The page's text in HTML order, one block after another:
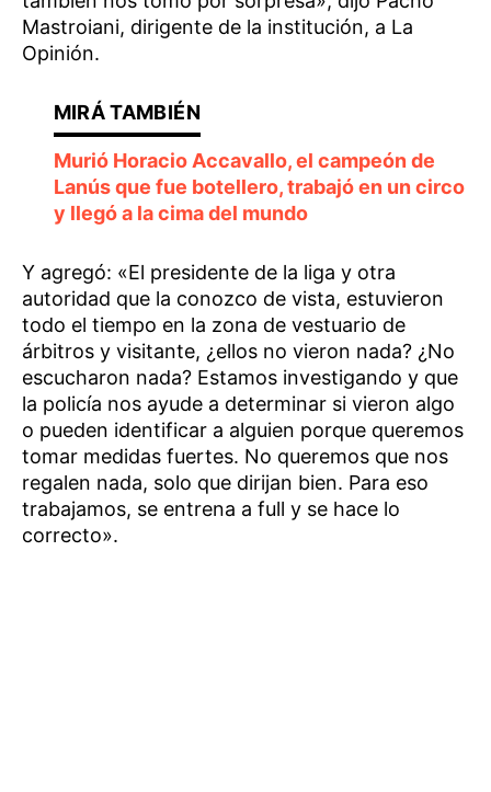
Mastroiani, dirigente de la institución, a La
Opinión.
Murió Horacio Accavallo, el campeón de
Lanús que fue botellero, trabajó en un circo
y llegó a la cima del mundo
Y agregó: «El presidente de la liga y otra
autoridad que la conozco de vista, estuvieron
todo el tiempo en la zona de vestuario de
árbitros y visitante, ¿ellos no vieron nada? ¿No
escucharon nada? Estamos investigando y que
la policía nos ayude a determinar si vieron algo
o pueden identificar a alguien porque queremos
tomar medidas fuertes. No queremos que nos
regalen nada, solo que dirijan bien. Para eso
trabajamos, se entrena a full y se hace lo
correcto».